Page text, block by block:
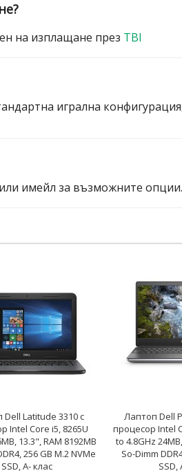
на изплащане през TBI
игрална
имейл за възможните опции.
Dell Latitude 3310 с
Intel Core i5, 8265U
13.3", RAM 8192MB
256 GB M.2 NVMe
SSD, A- клас
Лаптоп Dell
процесор Intel
to 4.8GHz
So-Dimm
SSD,